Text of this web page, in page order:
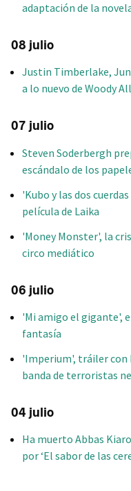
adaptación de la
08 julio
Justin Timberlake,
a lo nuevo de Woody
07 julio
Steven Soderbergh
escándalo de los
'Kubo y las dos
película de Laika
'Money Monster', la
circo mediático
06 julio
'Mi amigo el gigante',
fantasía
'Imperium', tráiler con
banda de terroristas
04 julio
Ha muerto Abbas
por ‘El sabor de las